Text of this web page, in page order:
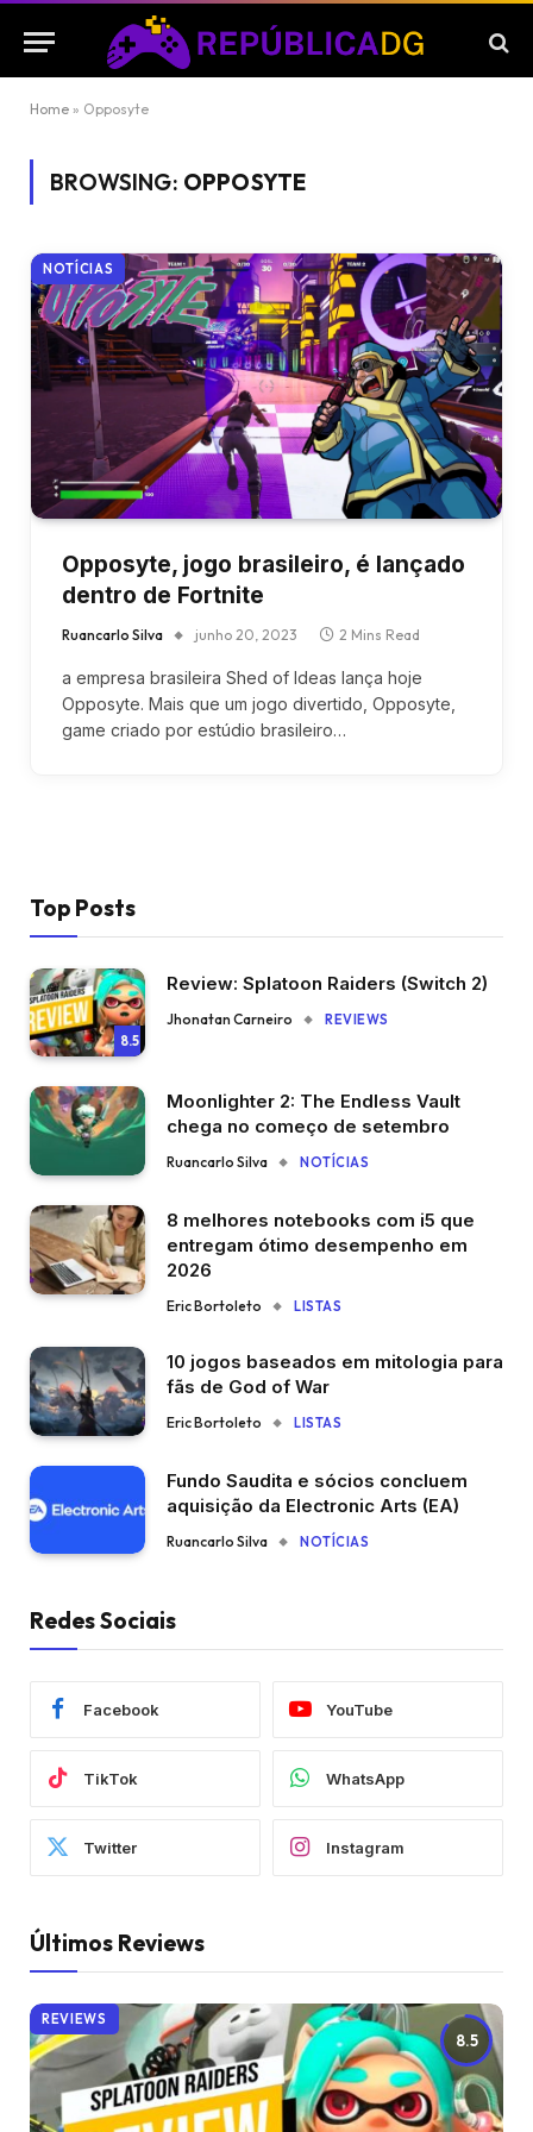
Home » Opposyte
BROWSING: OPPOSYTE
NOTÍCIAS
Opposyte, jogo brasileiro, é lançado
dentro de Fortnite
Ruancarlo Silva junho 20, 2023 2 Mins Read
a empresa brasileira Shed of Ideas lança hoje
Opposyte. Mais que um jogo divertido, Opposyte,
game criado por estúdio brasileiro…
Top Posts
8.5
Review: Splatoon Raiders (Switch 2)
Jhonatan Carneiro REVIEWS
Moonlighter 2: The Endless Vault
chega no começo de setembro
Ruancarlo Silva NOTÍCIAS
8 melhores notebooks com i5 que
entregam ótimo desempenho em
2026
Eric Bortoleto LISTAS
10 jogos baseados em mitologia para
fãs de God of War
Eric Bortoleto LISTAS
Fundo Saudita e sócios concluem
aquisição da Electronic Arts (EA)
Ruancarlo Silva NOTÍCIAS
Redes Sociais
Facebook YouTube
TikTok WhatsApp
Twitter Instagram
Últimos Reviews
8.5
REVIEWS